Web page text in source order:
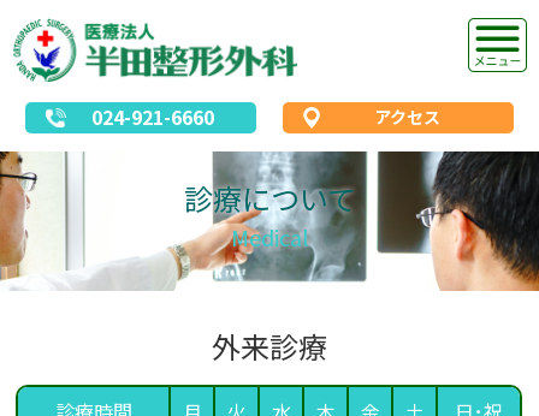
024-921-6660 アクセス
診療について
Medical
外来診療